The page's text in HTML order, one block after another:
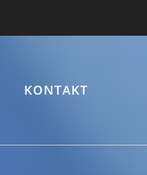
KONTAKT